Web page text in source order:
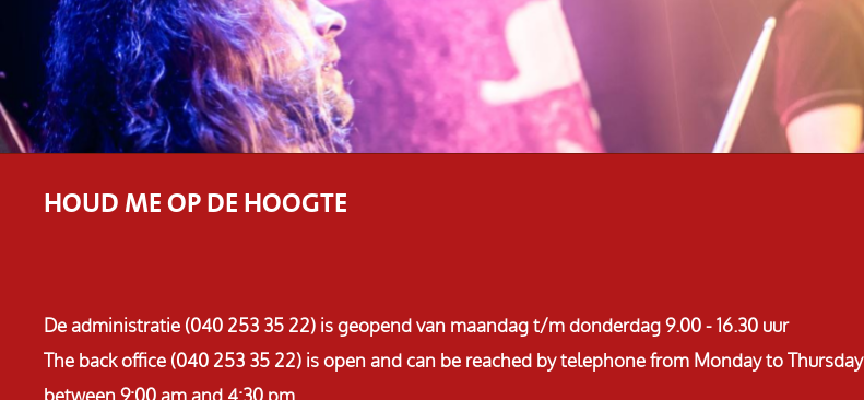
HOUD ME OP DE HOOGTE
De administratie (040 253 35 22) is geopend van maandag t/m donderdag 9.00 - 16.30 uur
The back office (040 253 35 22) is open and can be reached by telephone from Monday to Thursday